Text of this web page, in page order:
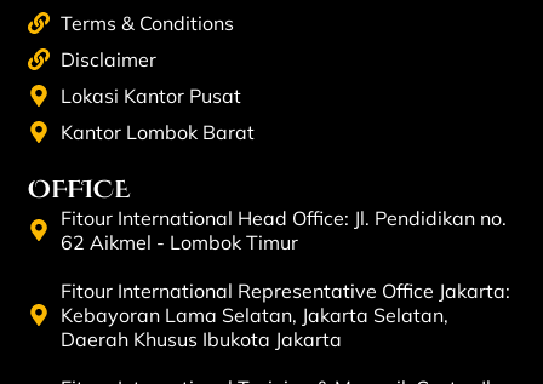
Terms & Conditions
Disclaimer
Lokasi Kantor Pusat
Kantor Lombok Barat
OFFICE
Fitour International Head Office: Jl. Pendidikan no.
62 Aikmel - Lombok Timur
Fitour International Representative Office Jakarta:
Kebayoran Lama Selatan, Jakarta Selatan,
Daerah Khusus Ibukota Jakarta